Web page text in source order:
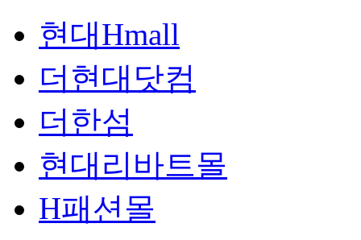
현대Hmall
더현대닷컴
더한섬
현대리바트몰
H패션몰